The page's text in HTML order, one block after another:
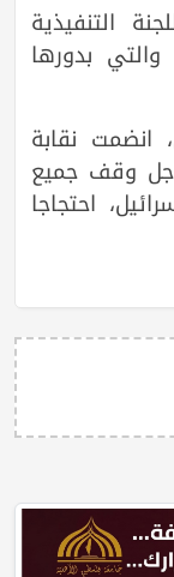
التنفيذية
بدورها
انضمت نقابة
وقف جميع
احتجاجا